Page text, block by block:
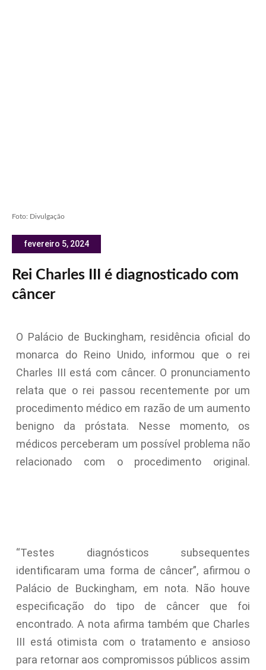
Foto: Divulgação
fevereiro 5, 2024
Rei Charles III é diagnosticado com
câncer
O Palácio de Buckingham, residência oficial do
monarca do Reino Unido, informou que o rei
Charles III está com câncer. O pronunciamento
relata que o rei passou recentemente por um
procedimento médico em razão de um aumento
benigno da próstata. Nesse momento, os
médicos perceberam um possível problema não
relacionado com o procedimento original.
“Testes diagnósticos subsequentes
identificaram uma forma de câncer”, afirmou o
Palácio de Buckingham, em nota. Não houve
especificação do tipo de câncer que foi
encontrado. A nota afirma também que Charles
III está otimista com o tratamento e ansioso
para retornar aos compromissos públicos assim